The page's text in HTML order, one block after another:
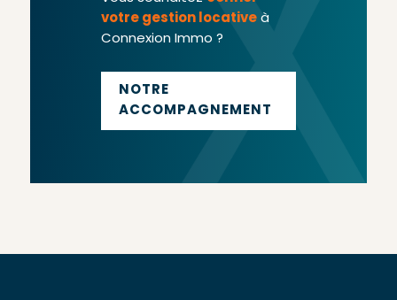
votre gestion locativeà
Connexion Immo ?
NOTRE
ACCOMPAGNEMENT